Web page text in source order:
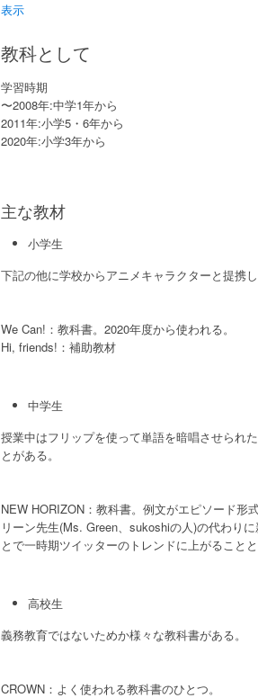
表示
教科として
学習時期
〜2008年:中学1年から
2011年:小学5・6年から
2020年:小学3年から
主な教材
小学生
下記の他に学校からアニメキャラクターと提携
We Can!：教科書。2020年度から使われる。
Hi, friends!：補助教材
中学生
授業中はフリップを使って単語を暗唱させられ
とがある。
NEW HORIZON：教科書。例文がエピソード形
リーン先生(Ms. Green、sukoshiの人)の代わり
とで一時期ツイッターのトレンドに上がることと
高校生
義務教育ではないためか様々な教科書がある。
CROWN：よく使われる教科書のひとつ。